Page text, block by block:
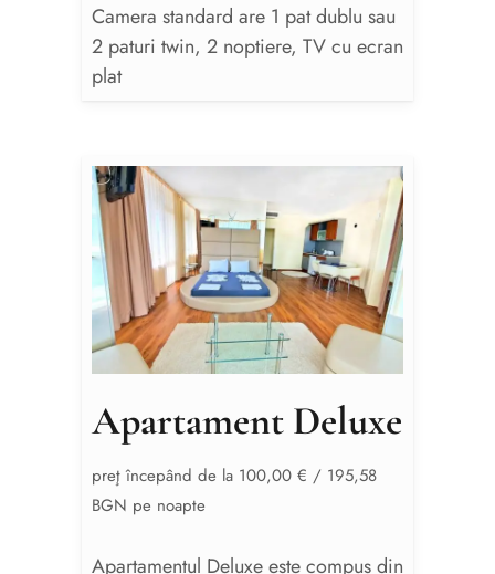
Camera standard are 1 pat dublu sau
2 paturi twin, 2 noptiere, TV cu ecran
plat
Apartament Deluxe
preţ începând de la 100,00 € / 195,58
BGN pe noapte
Apartamentul Deluxe este compus din